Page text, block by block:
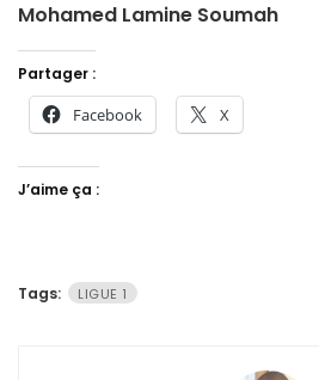
Mohamed Lamine Soumah
Partager :
Facebook X
J’aime ça :
Tags: LIGUE 1